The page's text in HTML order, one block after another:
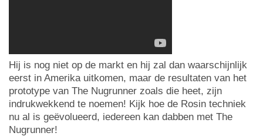
Hij is nog niet op de markt en hij zal dan waarschijnlijk
eerst in Amerika uitkomen, maar de resultaten van het
prototype van The Nugrunner zoals die heet, zijn
indrukwekkend te noemen! Kijk hoe de Rosin techniek
nu al is geëvolueerd, iedereen kan dabben met The
Nugrunner!